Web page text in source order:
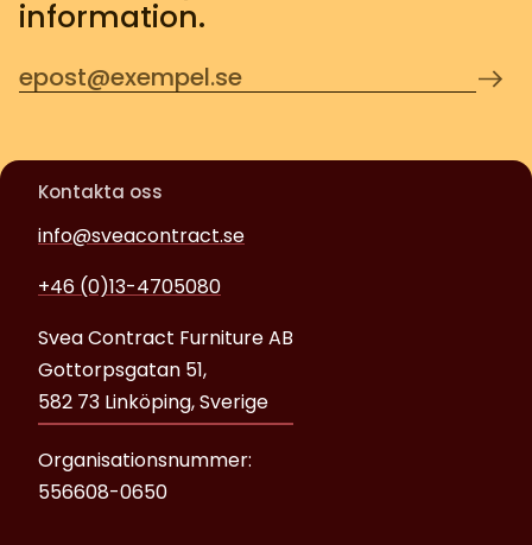
information.
Kontakta oss
info@sveacontract.se
+46 (0)13-4705080
Svea Contract Furniture AB
Gottorpsgatan 51,
582 73 Linköping, Sverige
Organisationsnummer:
556608-0650